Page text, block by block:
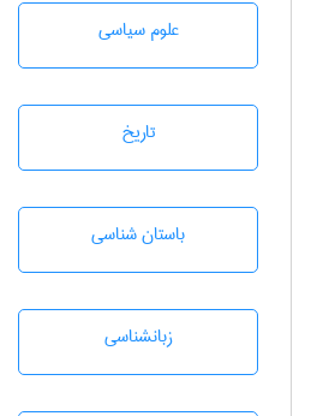
علوم سياسی
تاريخ
باستان شناسی
زبانشناسی